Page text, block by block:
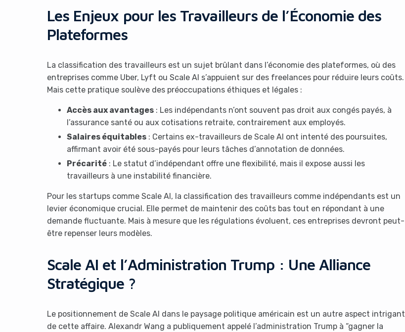
Les Enjeux pour les Travailleurs de l’Économie des
Plateformes
La classification des travailleurs est un sujet brûlant dans l’économie des plateformes, où des
entreprises comme Uber, Lyft ou Scale AI s’appuient sur des freelances pour réduire leurs coûts.
Mais cette pratique soulève des préoccupations éthiques et légales :
Accès aux avantages: Les indépendants n’ont souvent pas droit aux congés payés, à
l’assurance santé ou aux cotisations retraite, contrairement aux employés.
Salaires équitables: Certains ex-travailleurs de Scale AI ont intenté des poursuites,
affirmant avoir été sous-payés pour leurs tâches d’annotation de données.
Précarité: Le statut d’indépendant offre une flexibilité, mais il expose aussi les
travailleurs à une instabilité financière.
Pour les startups comme Scale AI, la classification des travailleurs comme indépendants est un
levier économique crucial. Elle permet de maintenir des coûts bas tout en répondant à une
demande fluctuante. Mais à mesure que les régulations évoluent, ces entreprises devront peut-
être repenser leurs modèles.
Scale AI et l’Administration Trump : Une Alliance
Stratégique ?
Le positionnement de Scale AI dans le paysage politique américain est un autre aspect intrigant
de cette affaire. Alexandr Wang a publiquement appelé l’administration Trump à “gagner la